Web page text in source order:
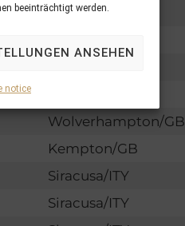
beeinträchtigt werden.
ANSEHEN
notice
Siracusa/ITY
Wolverhampton/GB
Kempton/GB
Siracusa/ITY
Siracusa/ITY